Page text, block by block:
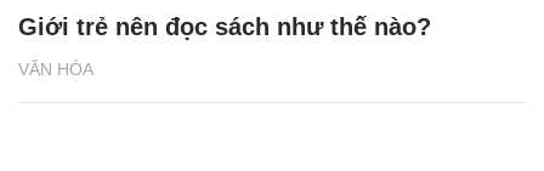
VĂN HÓA
Giới trẻ nên đọc sách như thế nào?